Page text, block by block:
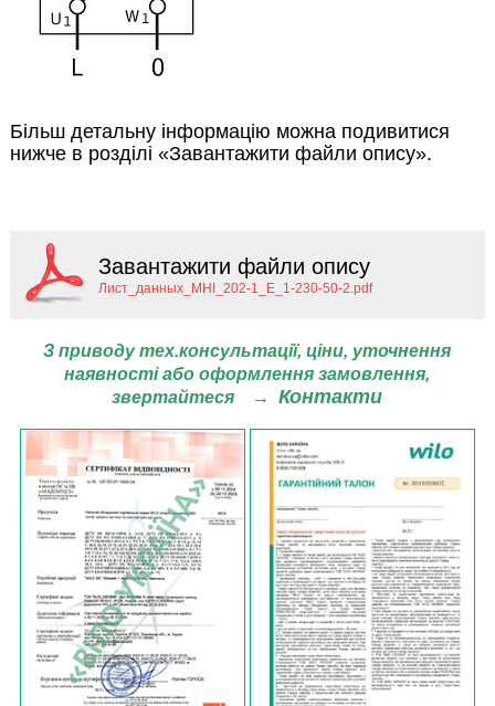
Більш детальну інформацію можна подивитися
нижче в розділі «Завантажити файли опису».
Завантажити файли опису
Лист_данных_MHI_202-1_E_1-230-50-2.pdf
З приводу тех.консультації, ціни, уточнення
наявності або оформлення замовлення,
звертайтеся
→ Контакти